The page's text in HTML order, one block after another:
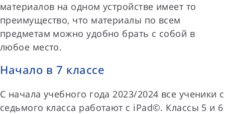
материалов на одном устройстве имеет то
преимущество, что материалы по всем
предметам можно удобно брать с собой в
любое место.
Начало в 7 классе
С начала учебного года 2023/2024 все ученики с
седьмого класса работают с iPad©. Классы 5 и 6